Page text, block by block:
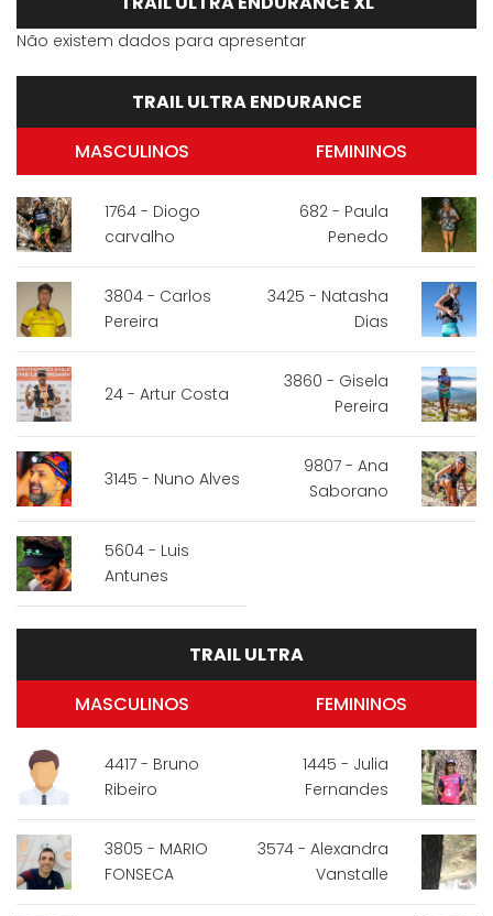
Não existem dados para apresentar
TRAIL ULTRA ENDURANCE
MASCULINOS
1764 - Diogo
carvalho
3804 - Carlos
Pereira
24 - Artur Costa
3145 - Nuno Alves
5604 - Luis
Antunes
FEMININOS
682 - Paula
Penedo
3425 - Natasha
Dias
3860 - Gisela
Pereira
9807 - Ana
Saborano
TRAIL ULTRA
MASCULINOS
4417 - Bruno
Ribeiro
3805 - MARIO
FONSECA
FEMININOS
1445 - Julia
Fernandes
3574 - Alexandra
Vanstalle